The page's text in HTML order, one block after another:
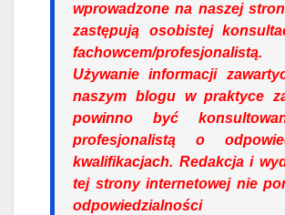
wprowadzone na naszej
zastępują osobistej
fachowcem/profesjonalistą.
Używanie informacji
naszym blogu w praktyce
powinno być
profesjonalistą o
kwalifikacjach. Redakcja i
tej strony internetowej nie